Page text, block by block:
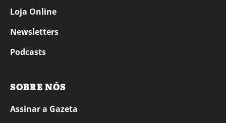
Loja Online
Newsletters
Podcasts
SOBRE NÓS
Assinar a Gazeta